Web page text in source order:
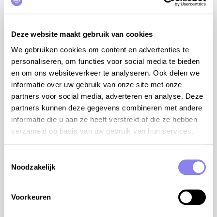
Deze website maakt gebruik van cookies
We gebruiken cookies om content en advertenties te
personaliseren, om functies voor social media te bieden
en om ons websiteverkeer te analyseren. Ook delen we
informatie over uw gebruik van onze site met onze
partners voor social media, adverteren en analyse. Deze
partners kunnen deze gegevens combineren met andere
informatie die u aan ze heeft verstrekt of die ze hebben
verzameld op basis van uw gebruik van hun services.
Noodzakelijk
Voorkeuren
micro-ondes, hotte, lave-vaisselle, cafetière, Senseo,
sèche-linge.
Voulez-vous goûter l'atmosphère de cette maison de
vacances? Découvrez cette vidéo amusante:
Provence Mon Amour
information additionnelle:
climatisation dans les 4 chambres
1 chaise haute
internet WiFi
conseils du propriétaire:
idéalement situé sur 'la route des chateaux du
Luberon Sud'